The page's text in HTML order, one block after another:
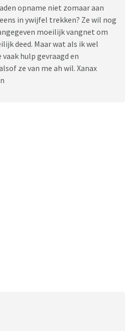
opname niet zomaar aan
in ywijfel trekken? Ze wil nog
moeilijk vangnet om
deed. Maar wat als ik wel
hulp gevraagd en
ze van me ah wil. Xanax